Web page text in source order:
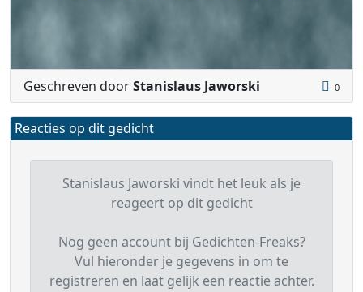
Geschreven doorStanislaus Jaworski 0
Reacties op dit gedicht
Stanislaus Jaworski vindt het leuk als je
reageert op dit gedicht
Nog geen account bij Gedichten-Freaks?
Vul hieronder je gegevens in om te
registreren en laat gelijk een reactie achter.